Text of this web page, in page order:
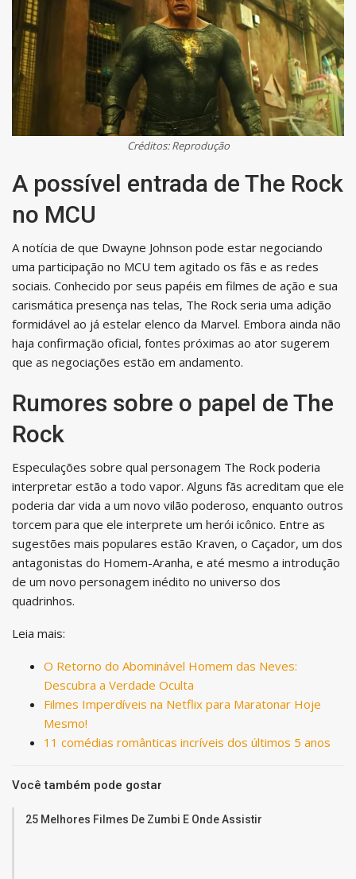
Créditos: Reprodução
A possível entrada de The Rock
no MCU
A notícia de que Dwayne Johnson pode estar negociando
uma participação no MCU tem agitado os fãs e as redes
sociais. Conhecido por seus papéis em filmes de ação e sua
carismática presença nas telas, The Rock seria uma adição
formidável ao já estelar elenco da Marvel. Embora ainda não
haja confirmação oficial, fontes próximas ao ator sugerem
que as negociações estão em andamento.
Rumores sobre o papel de The
Rock
Especulações sobre qual personagem The Rock poderia
interpretar estão a todo vapor. Alguns fãs acreditam que ele
poderia dar vida a um novo vilão poderoso, enquanto outros
torcem para que ele interprete um herói icônico. Entre as
sugestões mais populares estão Kraven, o Caçador, um dos
antagonistas do Homem-Aranha, e até mesmo a introdução
de um novo personagem inédito no universo dos
quadrinhos.
Leia mais:
O Retorno do Abominável Homem das Neves:
Descubra a Verdade Oculta
Filmes Imperdíveis na Netflix para Maratonar Hoje
Mesmo!
11 comédias românticas incríveis dos últimos 5 anos
Você também pode gostar
25 Melhores Filmes De Zumbi E Onde Assistir